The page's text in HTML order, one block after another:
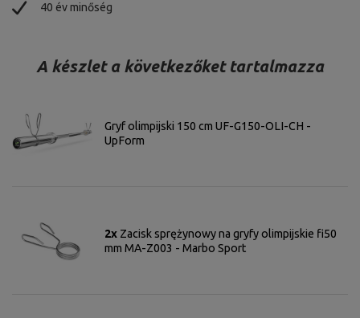
40 év minőség
A készlet a következőket tartalmazza
Gryf olimpijski 150 cm UF-G150-OLI-CH -
UpForm
2x Zacisk sprężynowy na gryfy olimpijskie fi50
mm MA-Z003 - Marbo Sport